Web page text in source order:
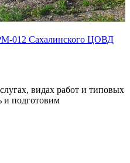
012 Сахалинского ЦОВД
, видах работ и типовых
и подготовим